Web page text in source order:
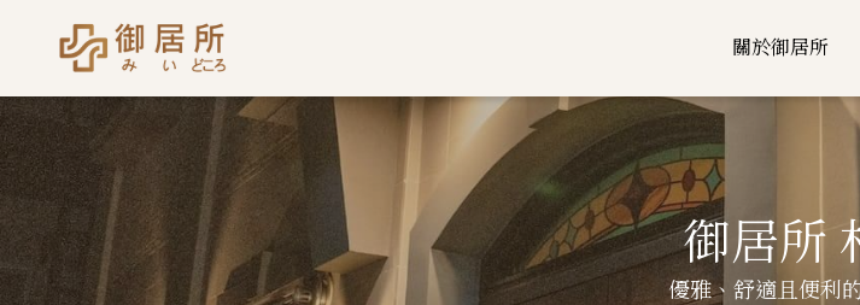
關於御居所
御居所
優雅、舒適且便利